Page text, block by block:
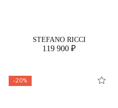
STEFANO RICCI
119 900 ₽
-20%